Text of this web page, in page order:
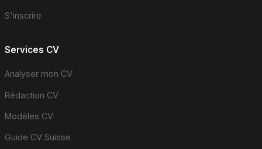
S'inscrire
Services CV
Analyser mon CV
Rédaction CV
Modèles CV
Guide CV Suisse